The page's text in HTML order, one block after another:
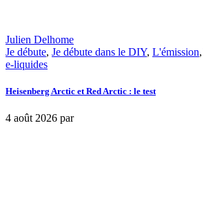
Julien Delhome
Je débute, Je débute dans le DIY, L'émission,
e-liquides
Heisenberg Arctic et Red Arctic : le test
4 août 2026 par